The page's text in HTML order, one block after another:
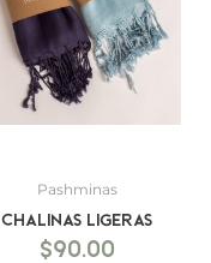
Pashminas
Chalinas ligeras
$90.00